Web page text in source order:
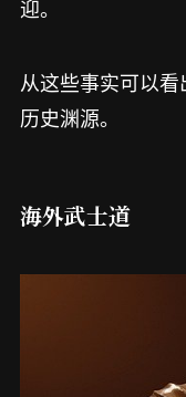
迎。
从这些事实可以
历史渊源。
海外武士道